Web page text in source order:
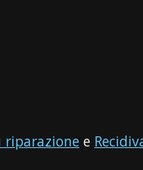
riparazione e